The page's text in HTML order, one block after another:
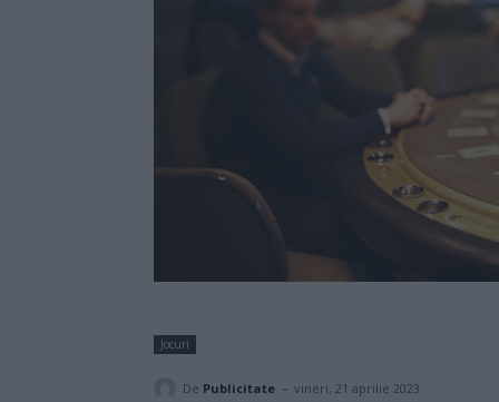
Jocuri
De Publicitate - vineri, 21 aprilie 2023